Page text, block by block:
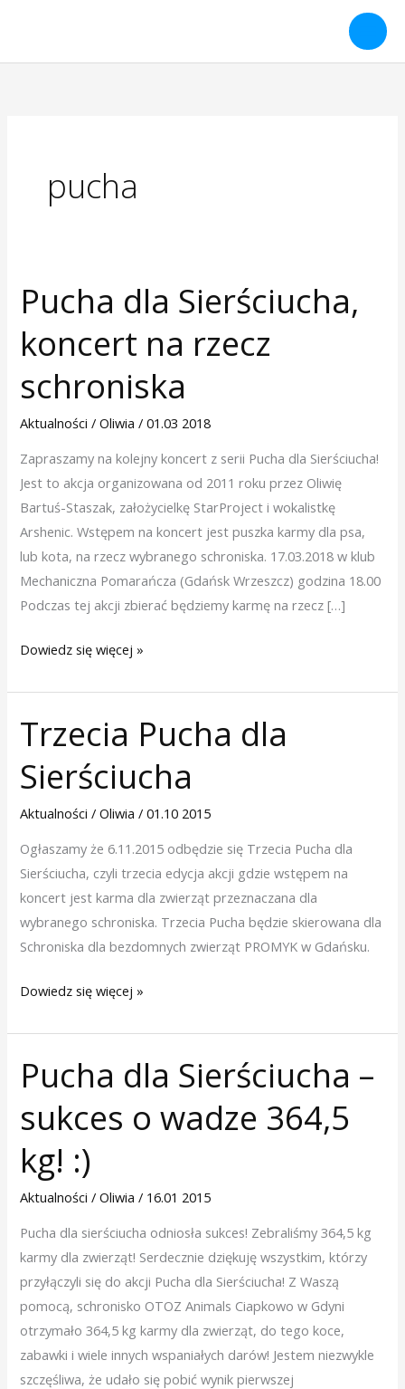
treści
pucha
Pucha dla Sierściucha,
koncert na rzecz
schroniska
Aktualności /Oliwia/01.03 2018
Zapraszamy na kolejny koncert z serii Pucha dla Sierściucha!
Jest to akcja organizowana od 2011 roku przez Oliwię
Bartuś-Staszak, założycielkę StarProject i wokalistkę
Arshenic. Wstępem na koncert jest puszka karmy dla psa,
lub kota, na rzecz wybranego schroniska. 17.03.2018 w klub
Mechaniczna Pomarańcza (Gdańsk Wrzeszcz) godzina 18.00
Podczas tej akcji zbierać będziemy karmę na rzecz […]
Pucha
dla
Sierściucha,
na
Dowiedz się więcej »
Trzecia Pucha dla
Sierściucha
Aktualności /Oliwia/01.10 2015
Ogłaszamy że 6.11.2015 odbędzie się Trzecia Pucha dla
Sierściucha, czyli trzecia edycja akcji gdzie wstępem na
koncert jest karma dla zwierząt przeznaczana dla
wybranego schroniska. Trzecia Pucha będzie skierowana dla
Schroniska dla bezdomnych zwierząt PROMYK w Gdańsku.
Trzecia
Pucha
dla
Dowiedz się więcej »
Pucha dla Sierściucha –
sukces o wadze 364,5
kg! :)
Aktualności /Oliwia/ 16.01 2015
Pucha dla sierściucha odniosła sukces! Zebraliśmy 364,5 kg
karmy dla zwierząt! Serdecznie dziękuję wszystkim, którzy
przyłączyli się do akcji Pucha dla Sierściucha! Z Waszą
pomocą, schronisko OTOZ Animals Ciapkowo w Gdyni
otrzymało 364,5 kg karmy dla zwierząt, do tego koce,
zabawki i wiele innych wspaniałych darów! Jestem niezwykle
szczęśliwa, że udało się pobić wynik pierwszej
Pucha
dla
Sierściucha
sukces
364,5
kg!
:)